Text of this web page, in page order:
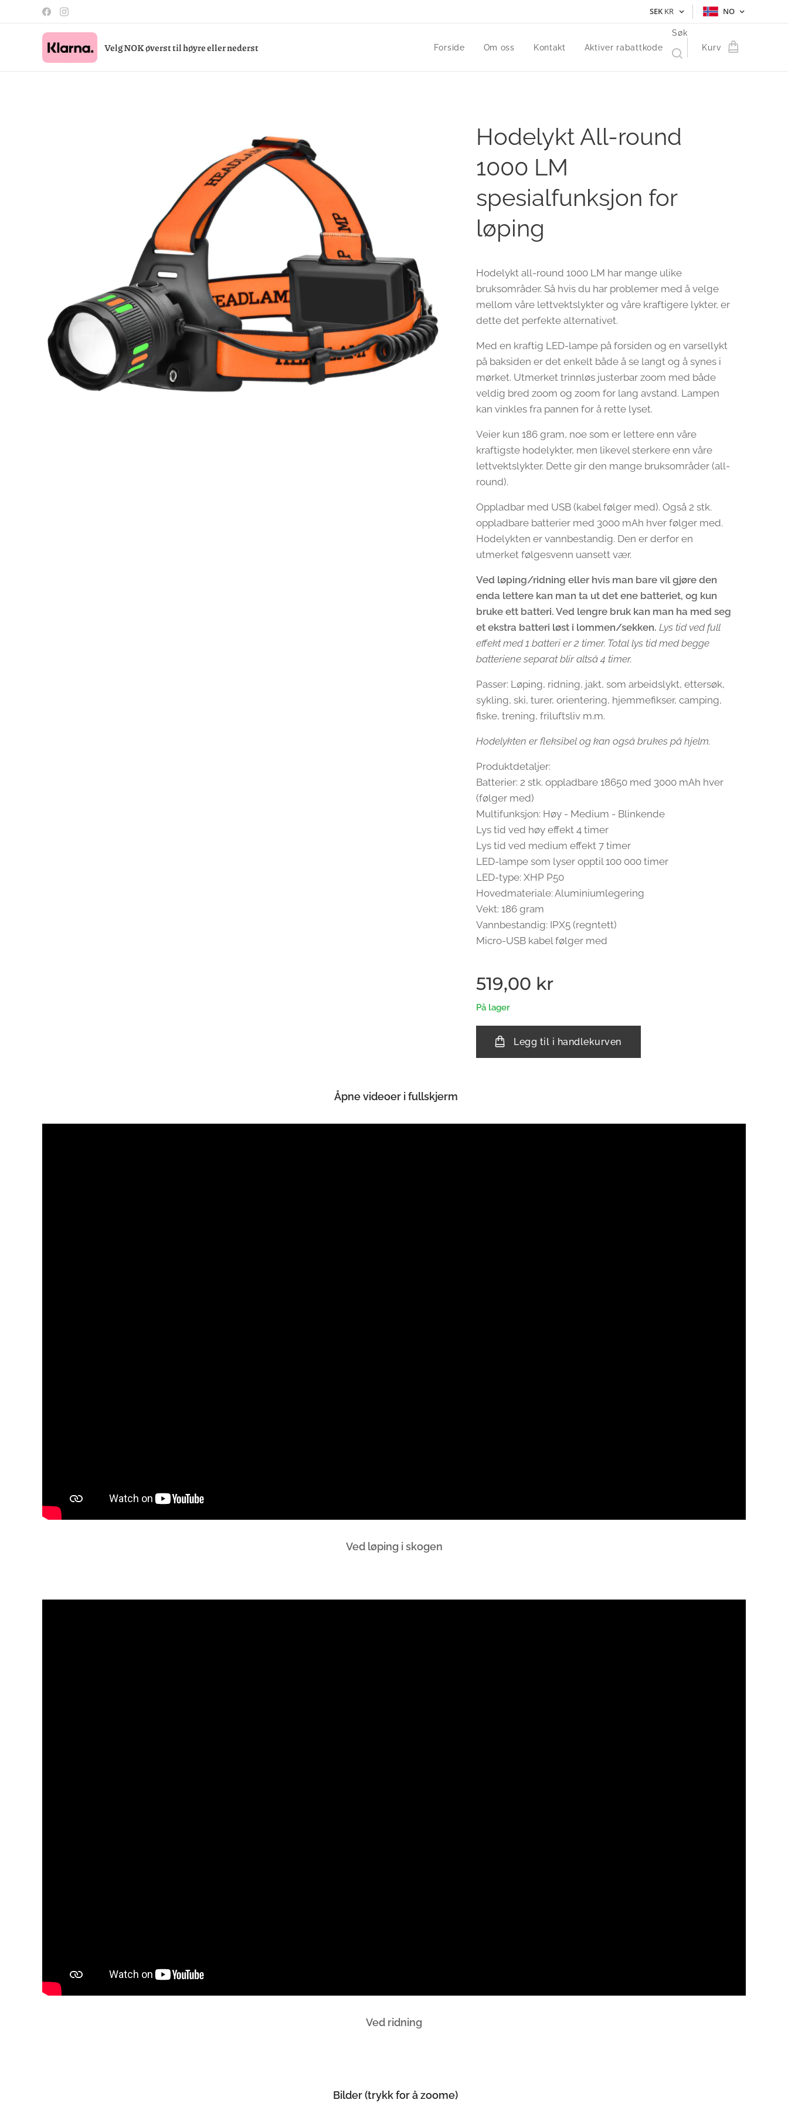
SEK KR NO
Velg NOK øverst til høyre eller nederst Forside Om oss Kontakt Aktiver rabattkode
Søk
Kurv
Hodelykt All-round
1000 LM
spesialfunksjon for
løping
Hodelykt all-round 1000 LM har mange ulike
bruksområder. Så hvis du har problemer med å velge
mellom våre lettvektslykter og våre kraftigere lykter, er
dette det perfekte alternativet.
Med en kraftig LED-lampe på forsiden og en varsellykt
på baksiden er det enkelt både å se langt og å synes i
mørket. Utmerket trinnløs justerbar zoom med både
veldig bred zoom og zoom for lang avstand. Lampen
kan vinkles fra pannen for å rette lyset.
Veier kun 186 gram, noe som er lettere enn våre
kraftigste hodelykter, men likevel sterkere enn våre
lettvektslykter. Dette gir den mange bruksområder (all-
round).
Oppladbar med USB (kabel følger med). Også 2 stk.
oppladbare batterier med 3000 mAh hver følger med.
Hodelykten er vannbestandig. Den er derfor en
utmerket følgesvenn uansett vær.
Ved løping/ridning eller hvis man bare vil gjøre den
enda lettere kan man ta ut det ene batteriet, og kun
bruke ett batteri. Ved lengre bruk kan man ha med seg
et ekstra batteri løst i lommen/sekken. Lys tid ved full
effekt med 1 batteri er 2 timer. Total lys tid med begge
batteriene separat blir altså 4 timer.
Passer: Løping, ridning, jakt, som arbeidslykt, ettersøk,
sykling, ski, turer, orientering, hjemmefikser, camping,
fiske, trening, friluftsliv m.m.
Hodelykten er fleksibel og kan også brukes på hjelm.
Produktdetaljer:
Batterier: 2 stk. oppladbare 18650 med 3000 mAh hver
(følger med)
Multifunksjon: Høy - Medium - Blinkende
Lys tid ved høy effekt 4 timer
Lys tid ved medium effekt 7 timer
LED-lampe som lyser opptil 100 000 timer
LED-type: XHP P50
Hovedmateriale: Aluminiumlegering
Vekt: 186 gram
Vannbestandig: IPX5 (regntett)
Micro-USB kabel følger med
519,00 kr
På lager
Legg til i handlekurven
Åpne videoer i fullskjerm
Ved løping i skogen
Ved ridning
Bilder (trykk for å zoome)